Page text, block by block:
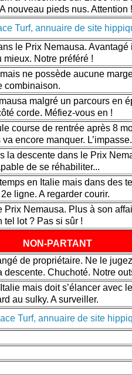
nouveau pieds nus. Attention
le Prix Nemausa. Avantagé
mieux. Notre préféré !
ne possède aucune
combinaison.
malgré un parcours en
corde. Méfiez-vous en !
course de rentrée après 8
encore manquer.
la descente dans le Prix
de se réhabiliter...
en Italie mais dans des
ligne. A regarder courir.
Prix Nemausa. Plus à son
tel lot ? Pas si sûr !
NON-PARTANT
de propriétaire. Ne le
descente. Chuchoté. Notre
mais doit s’élancer avec
au sulky. A surveiller.